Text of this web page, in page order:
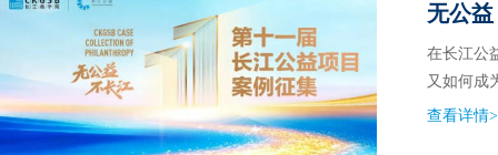
无公
在长江公
又如何成
查看详情